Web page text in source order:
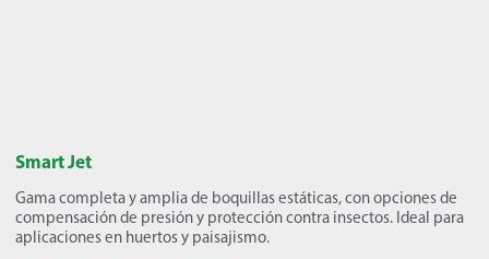
Smart Jet
Gama completa y amplia de boquillas estáticas, con opciones de
compensación de presión y protección contra insectos. Ideal para
aplicaciones en huertos y paisajismo.